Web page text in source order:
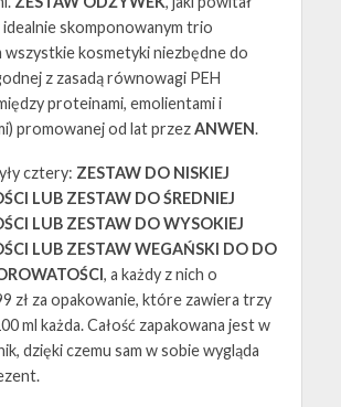
idealnie skomponowanym trio
wszystkie kosmetyki niezbędne do
z zasadą równowagi PEH
proteinami, emolientami i
promowanej od lat przezANWEN.
cztery: ZESTAW DO NISKIEJ
LUB ZESTAW DO ŚREDNIEJ
LUB ZESTAW DO WYSOKIEJ
LUB ZESTAW WEGAŃSKI DO DO
, a każdy z nich o
zł za opakowanie, które zawiera trzy
ml każda. Całość zapakowana jest w
dzięki czemu sam w sobie wygląda